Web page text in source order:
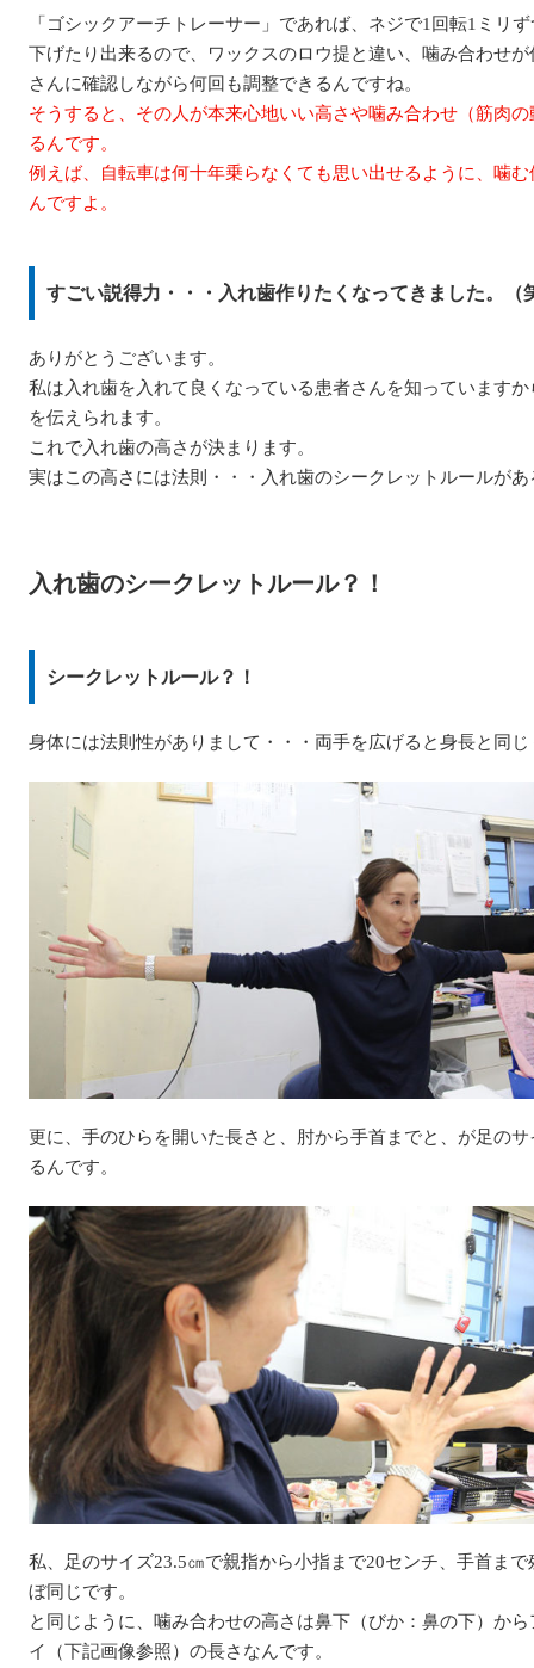
「ゴシックアーチトレーサー」であれば、ネジで1回転1ミリ
下げたり出来るので、ワックスのロウ提と違い、噛み合わせ
さんに確認しながら何回も調整できるんですね。
そうすると、その人が本来心地いい高さや噛み合わせ（筋肉
るんです。
例えば、自転車は何十年乗らなくても思い出せるように、噛
んですよ。
すごい説得力・・・入れ歯作りたくなってきました。（
ありがとうございます。
私は入れ歯を入れて良くなっている患者さんを知っています
を伝えられます。
これで入れ歯の高さが決まります。
実はこの高さには法則・・・入れ歯のシークレットルールがあ
入れ歯のシークレットルール？！
シークレットルール？！
身体には法則性がありまして・・・両手を広げると身長と同
更に、手のひらを開いた長さと、肘から手首までと、が足の
るんです。
私、足のサイズ23.5㎝で親指から小指まで20センチ、手首ま
ぼ同じです。
と同じように、噛み合わせの高さは鼻下（びか：鼻の下）か
イ（下記画像参照）の長さなんです。